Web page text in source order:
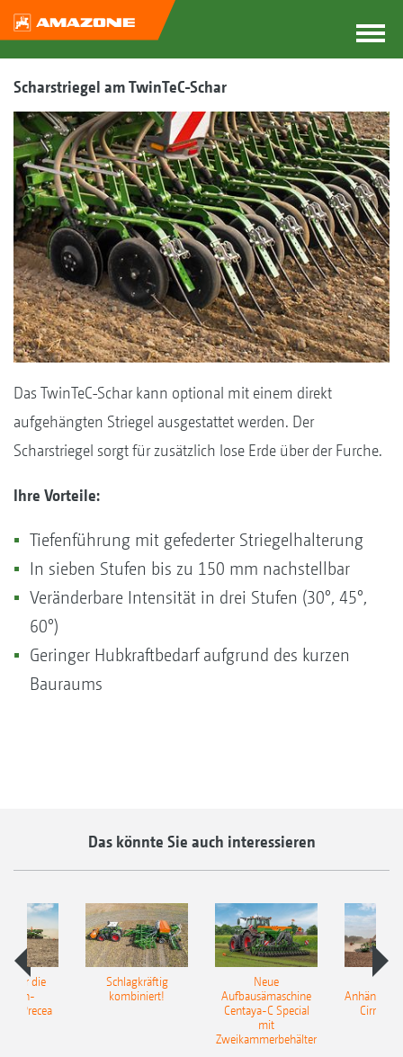
Scharstriegel am TwinTeC-Schar
Das TwinTeC-Schar kann optional mit einem direkt
aufgehängten Striegel ausgestattet werden. Der
Scharstriegel sorgt für zusätzlich lose Erde über der Furche.
Ihre Vorteile:
Tiefenführung mit gefederter Striegelhalterung
In sieben Stufen bis zu 150 mm nachstellbar
Veränderbare Intensität in drei Stufen (30°, 45°,
60°)
Geringer Hubkraftbedarf aufgrund des kurzen
Bauraums
Das könnte Sie auch interessieren
für die
Precea
Schlagkräftig
kombiniert!
Neue
Aufbausämaschine
Centaya-C Special
mit
Zweikammerbehälter
Cirrus